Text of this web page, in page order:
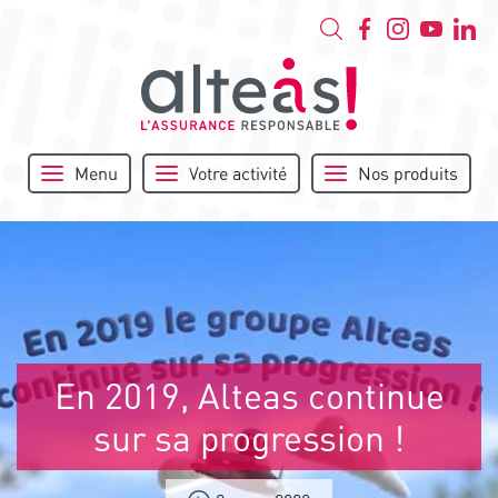
Menu Votre activité Nos produits
En 2019, Alteas continue
sur sa progression !